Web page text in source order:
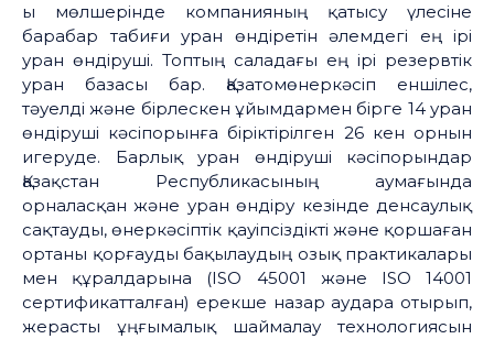
ы мөлшерінде компанияның қатысу үлесіне
барабар табиғи уран өндіретін әлемдегі ең ірі
уран өндіруші. Топтың саладағы ең ірі резервтік
уран базасы бар. Қазатомөнеркәсіп еншілес,
тәуелді және бірлескен ұйымдармен бірге 14 уран
өндіруші кәсіпорынға біріктірілген 26 кен орнын
игеруде. Барлық уран өндіруші кәсіпорындар
Қазақстан Республикасының аумағында
орналасқан және уран өндіру кезінде денсаулық
сақтауды, өнеркәсіптік қауіпсіздікті және қоршаған
ортаны қорғауды бақылаудың озық практикалары
мен құралдарына (ISO 45001 және ISO 14001
сертификатталған) ерекше назар аудара отырып,
жерасты ұңғымалық шаймалау технологиясын